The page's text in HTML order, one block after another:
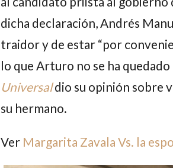
dicha declaración, Andrés
traidor y de estar “por
lo que Arturo no se ha
Universal dio su opinión sobre
su hermano.
Ver Margarita Zavala Vs. la